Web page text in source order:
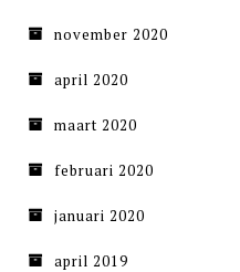
november 2020
april 2020
maart 2020
februari 2020
januari 2020
april 2019